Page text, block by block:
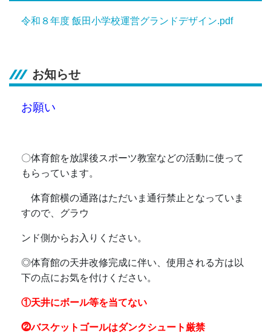
令和８年度 飯田小学校運営グランドデザイン.pdf
お知らせ
お願い
〇体育館を放課後スポーツ教室などの活動に使って
もらっています。
体育館横の通路はただいま通行禁止となっていま
すので、グラウ
ンド側からお入りください。
◎体育館の天井改修完成に伴い、使用される方は以
下の点にお気を付けください。
①天井にボール等を当てない
⓶バスケットゴールはダンクシュート厳禁